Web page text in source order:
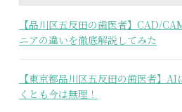
【品川区五反田の歯医者】CAD/
ニアの違いを徹底解説してみた
【東京都品川区五反田の歯医者】
くとも今は無理！